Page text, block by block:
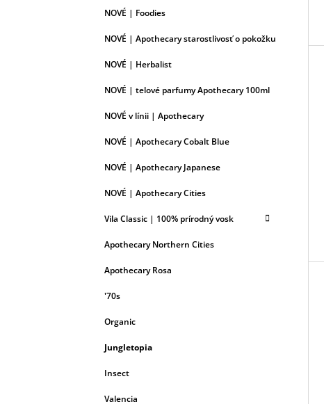
NOVÉ | Foodies
NOVÉ | Apothecary starostlivosť o pokožku
NOVÉ | Herbalist
NOVÉ | telové parfumy Apothecary 100ml
NOVÉ v línii | Apothecary
NOVÉ | Apothecary Cobalt Blue
NOVÉ | Apothecary Japanese
NOVÉ | Apothecary Cities
Vila Classic | 100% prírodný vosk
Apothecary Northern Cities
Apothecary Rosa
'70s
Organic
Jungletopia
Insect
Valencia